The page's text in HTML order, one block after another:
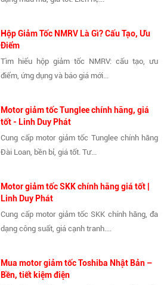
Hộp Giảm Tốc NMRV Là Gì? Cấu Tạo, Ưu
Điểm
Tìm hiểu hộp giảm tốc NMRV: cấu tạo, ưu
điểm, ứng dụng và báo giá mới...
Motor giảm tốc Tunglee chính hãng, giá
tốt - Linh Duy Phát
Cung cấp motor giảm tốc Tunglee chính hãng
Đài Loan, bền bỉ, giá tốt. Tư...
Motor giảm tốc SKK chính hãng giá tốt |
Linh Duy Phát
Cung cấp motor giảm tốc SKK chính hãng, đa
dạng công suất, giá cạnh tranh....
Mua motor giảm tốc Toshiba Nhật Bản –
Bền, tiết kiệm điện